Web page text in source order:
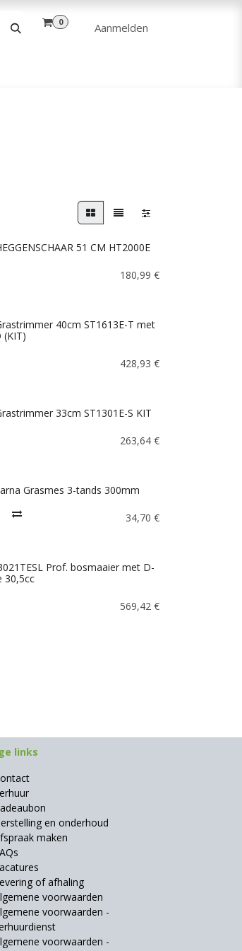
0 Aanmelden
51 CM HT2000E
180,99 €
40cm ST1613E-T met
(KIT)
428,93 €
33cm ST1301E-S KIT
263,64€
Grasmes 3-tands 300mm
34,70 €
Prof. bosmaaier met D-
30,5cc
569,42€
links
en onderhoud
maken
of afhaling
voorwaarden
voorwaarden -
voorwaarden -